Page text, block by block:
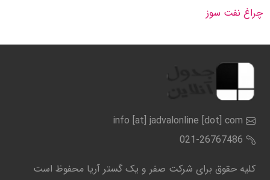
چراغ نفت سوز
info [at] jadvalonline [dot] com
021-26767486
کلیه حقوق برای شرکت صفر و یک گستر آریا محفوظ است